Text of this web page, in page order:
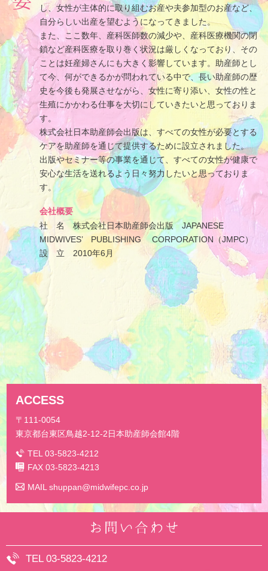
し、女性が主体的に取り組むお産や夫参加型のお産など、
自分らしい出産を望むようになってきました。
また、ここ数年、産科医師数の減少や、産科医療機関の閉
鎖など産科医療を取り巻く状況は厳しくなっており、その
ことは妊産婦さんにも大きく影響しています。助産師とし
て今、何ができるかが問われている中で、長い助産師の歴
史を今後も発展させながら、女性に寄り添い、女性の性と
生殖にかかわる仕事を大切にしていきたいと思っておりま
す。
株式会社日本助産師会出版は、すべての女性が必要とする
ケアを助産師を通じて提供するために設立されました。
出版やセミナー等の事業を通じて、すべての女性が健康で
安心な生活を送れるよう日々努力したいと思っておりま
す。
会社概要
社 名 株式会社日本助産師会出版 JAPANESE
MIDWIVES’ PUBLISHING CORPORATION（JMPC）
設 立 2010年6月
ACCESS
〒111-0054
東京都台東区鳥越2-12-2日本助産師会館4階
TEL 03-5823-4212
FAX 03-5823-4213
MAILshuppan@midwifepc.co.jp
TEL 03-5823-4212